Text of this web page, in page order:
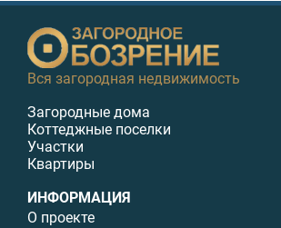
Вся загородная недвижимость
Загородные дома
Коттеджные поселки
Участки
Квартиры
ИНФОРМАЦИЯ
О проекте